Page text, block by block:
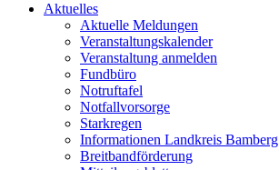
Aktuelles
Aktuelle Meldungen
Veranstaltungskalender
Veranstaltung anmelden
Fundbüro
Notruftafel
Notfallvorsorge
Starkregen
Informationen Landkreis Bamberg
Breitbandförderung